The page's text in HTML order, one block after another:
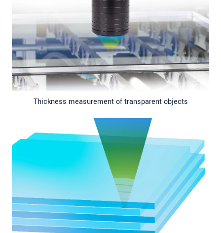
Thickness measurement of transparent objects